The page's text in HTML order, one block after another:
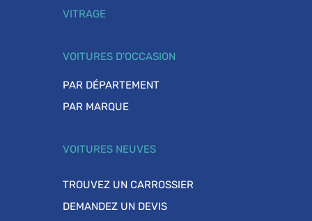
VITRAGE
VOITURES D'OCCASION
PAR DÉPARTEMENT
PAR MARQUE
VOITURES NEUVES
TROUVEZ UN CARROSSIER
DEMANDEZ UN DEVIS